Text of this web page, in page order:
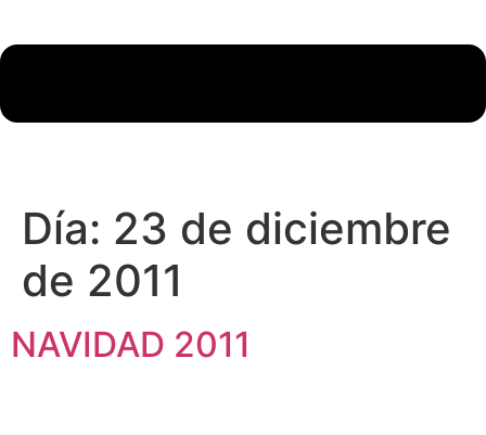
Día: 23 de diciembre
de 2011
NAVIDAD 2011